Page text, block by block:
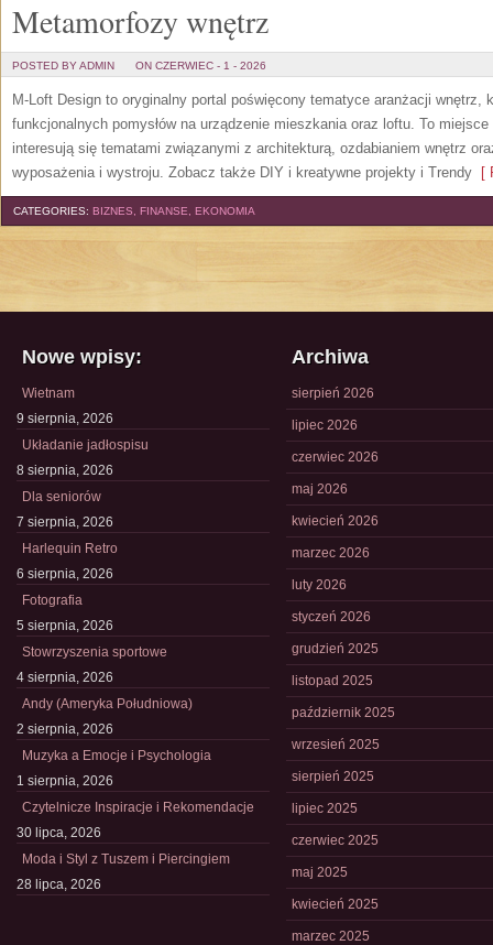
Metamorfozy wnętrz
POSTED BY ADMIN ON CZERWIEC - 1 - 2026
M-Loft Design to oryginalny portal poświęcony tematyce aranżacji wnętrz,
funkcjonalnych pomysłów na urządzenie mieszkania oraz loftu. To
interesują się tematami związanymi z architekturą, ozdabianiem wnętrz
wyposażenia i wystroju. Zobacz także DIY i kreatywne projekty i Trendy [
CATEGORIES: BIZNES, FINANSE, EKONOMIA
Nowe wpisy:
Wietnam
9 sierpnia, 2026
Układanie jadłospisu
8 sierpnia, 2026
Dla seniorów
7 sierpnia, 2026
Harlequin Retro
6 sierpnia, 2026
Fotografia
5 sierpnia, 2026
Stowrzyszenia sportowe
4 sierpnia, 2026
Andy (Ameryka Południowa)
2 sierpnia, 2026
Muzyka a Emocje i Psychologia
1 sierpnia, 2026
Czytelnicze Inspiracje i Rekomendacje
30 lipca, 2026
Moda i Styl z Tuszem i Piercingiem
28 lipca, 2026
Archiwa
sierpień 2026
lipiec 2026
czerwiec 2026
maj 2026
kwiecień 2026
marzec 2026
luty 2026
styczeń 2026
grudzień 2025
listopad 2025
październik 2025
wrzesień 2025
sierpień 2025
lipiec 2025
czerwiec 2025
maj 2025
kwiecień 2025
marzec 2025